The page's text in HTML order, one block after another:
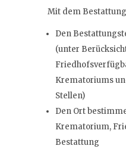
Mit dem
Den
(unter
Krematoriums
Stellen)
Den Ort
Krematorium,
Bestattung